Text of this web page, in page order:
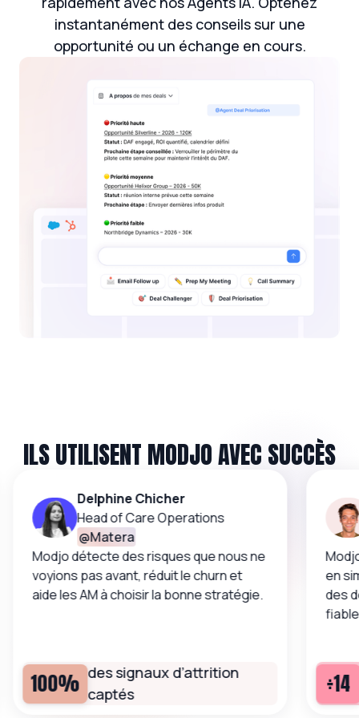
instantanément des conseils sur une
opportunité ou un échange en cours.
ILS UTILISENT MODJO AVEC SUCCÈS
Delphine Chicher
Head of Care Operations
@Matera
Modjo détecte des risques que nous ne
voyions pas avant, réduit le churn et
aide les AM à choisir la bonne stratégie.
100% des signaux d’attrition
captés
en
des
÷14